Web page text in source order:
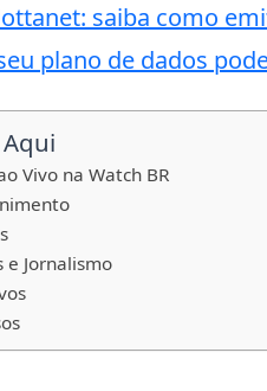
saiba como
plano de dados
Vivo na Watch BR
e Jornalismo